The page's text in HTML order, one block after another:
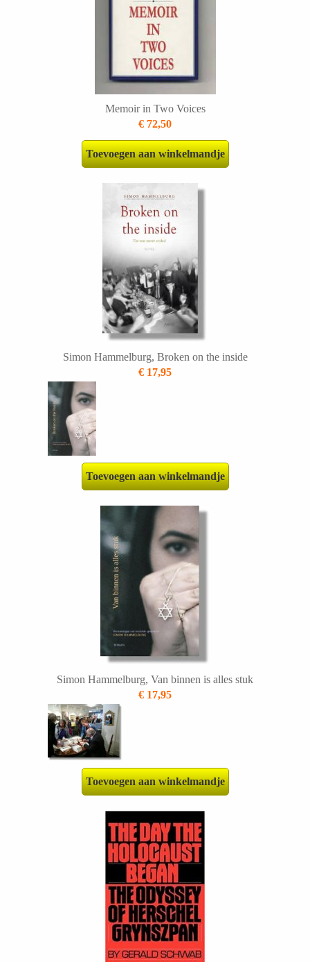
Memoir in Two Voices
€ 72,50
Toevoegen aan winkelmandje
Simon Hammelburg, Broken on the inside
€ 17,95
Toevoegen aan winkelmandje
Simon Hammelburg, Van binnen is alles stuk
€ 17,95
Toevoegen aan winkelmandje